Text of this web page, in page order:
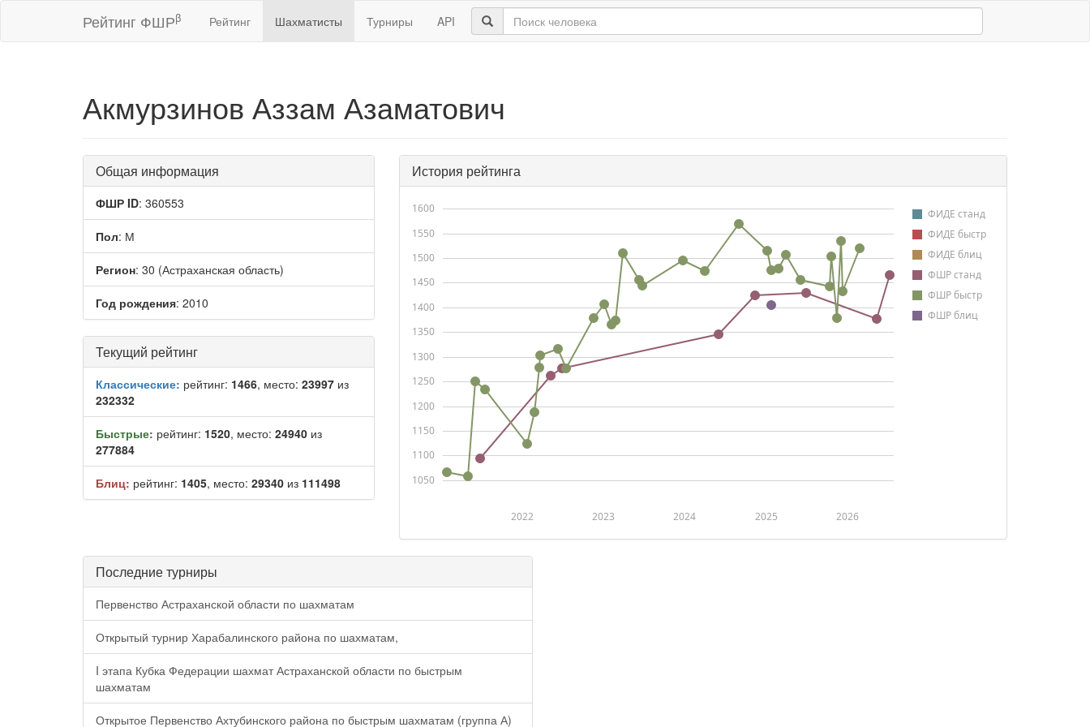
Рейтинг ФШРβ Рейтинг Шахматисты Турниры API
Акмурзинов Аззам Азаматович
Общая информация
ФШР ID: 360553
Пол: М
Регион: 30 (Астраханская область)
Год рождения: 2010
Текущий рейтинг
Классические: рейтинг: 1466, место: 23997 из
232332
Быстрые: рейтинг: 1520, место: 24940 из
277884
Блиц: рейтинг: 1405, место: 29340 из 111498
История рейтинга
ФИДЕ станд
ФИДЕ быстр
ФИДЕ блиц
ФШР станд
ФШР быстр
ФШР блиц
2022 2023 2024 2025 2026
1050
1100
1150
1200
1250
1300
1350
1400
1450
1500
1550
1600
Последние турниры
Первенство Астраханской области по шахматам
Открытый турнир Харабалинского района по шахматам,
I этапа Кубка Федерации шахмат Астраханской области по быстрым
шахматам
Открытое Первенство Ахтубинского района по быстрым шахматам (группа А)